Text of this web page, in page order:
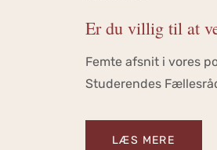
Er du villig til at
Femte afsnit i vores
Studerendes
LÆS MERE